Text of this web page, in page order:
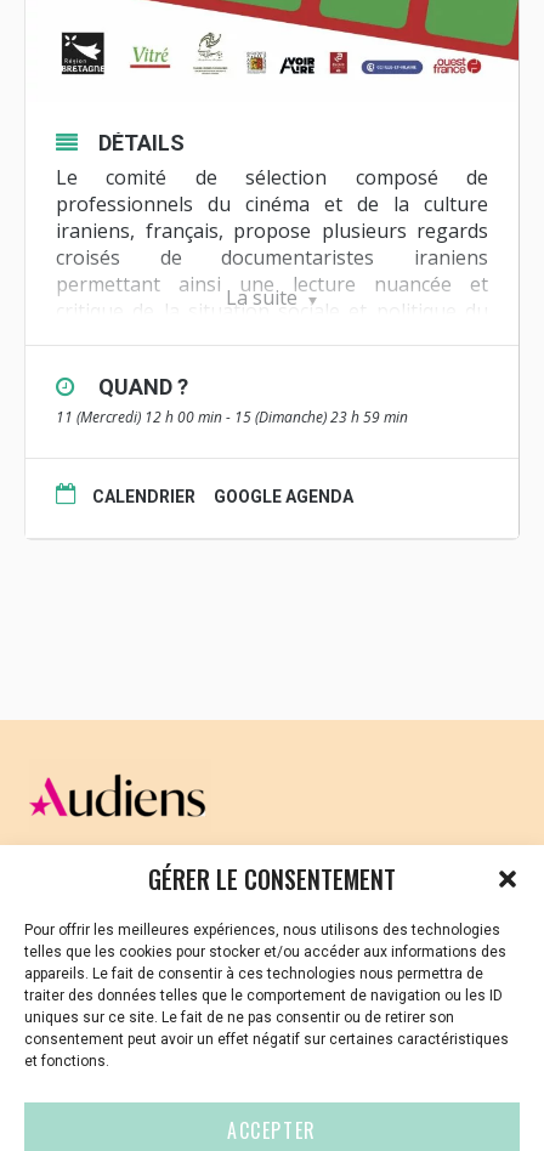
GÉRER LE CONSENTEMENT
Pour offrir les meilleures expériences, nous utilisons des technologies
telles que les cookies pour stocker et/ou accéder aux informations des
appareils. Le fait de consentir à ces technologies nous permettra de
traiter des données telles que le comportement de navigation ou les ID
uniques sur ce site. Le fait de ne pas consentir ou de retirer son
consentement peut avoir un effet négatif sur certaines caractéristiques
et fonctions.
ACCEPTER
La suite
DÉTAILS
Le comité de sélection composé de
professionnels du cinéma et de la culture
iraniens, français, propose plusieurs regards
croisés de documentaristes iraniens
permettant ainsi une lecture nuancée et
critique de la situation sociale et politique du
Le Festival Nouvelles Images d’Iran a l’ambition
de mettre à l’honneur la jeunesse du cinéma
iranien en l’invitant à présenter ses premières
réalisations et la crème de ce qui forme une
pépinière de talents et un vivier de créateurs
libres et émancipés. C’est la raison pour
laquelle le court métrage est au rendez-vous
QUAND ?
11 (Mercredi) 12 h 00 min - 15 (Dimanche) 23 h 59 min
CALENDRIER GOOGLE AGENDA
CELLULE D’ÉCOUTE ET DE SOUTIEN PSYCHOLOGIQUE ET
Vous avez été témoin ou vous êtes victime de VSS ? Ou
vous êtes référent·es harcèlement en besoin de soutien
ou d’informations ?
01 87 20 30 90
violences-sexuelles-culture@audiens.org